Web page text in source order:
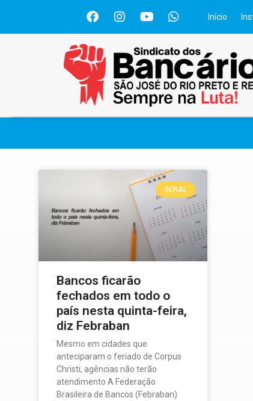
Início
GERAL
Bancos ficarão
fechados em todo o
país nesta quinta-feira,
diz Febraban
Mesmo em cidades que
anteciparam o feriado de Corpus
Christi, agências não terão
atendimento A Federação
Brasileira de Bancos (Febraban)